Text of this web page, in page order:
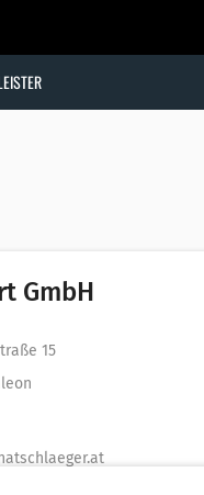
GmbH
15